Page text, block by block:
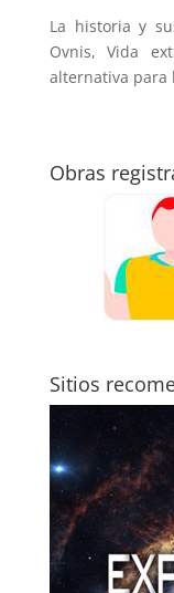
La historia y
Ovnis, Vida
alternativa para
Obras
Sitios